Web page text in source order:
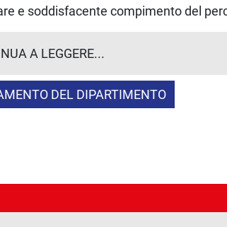
e soddisfacente compimento del
A LEGGERE...
DEL DIPARTIMENTO